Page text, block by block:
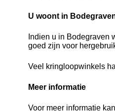
U woont in
Indien u in Bodegraven
goed zijn voor
Veel kringloopwinkels
Meer informatie
Voor meer informatie